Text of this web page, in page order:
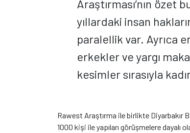
Araştırması’nın özet
yıllardaki insan
paralellik var. Ayrıca
erkekler ve yargı
kesimler sırasıyla
Rawest Araştırma ile birlikte Diyarbakır
1000 kişi ile yapılan görüşmelere dayalı